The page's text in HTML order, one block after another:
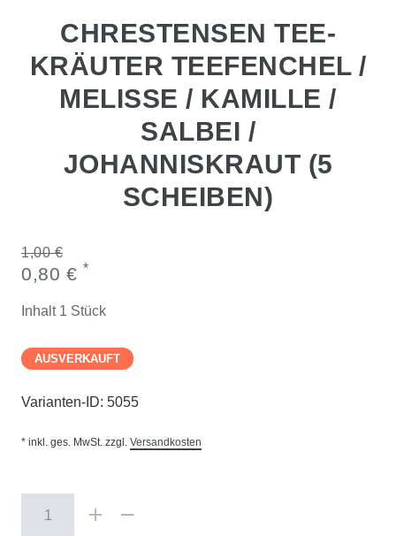
CHRESTENSEN TEE-
KRÄUTER TEEFENCHEL /
MELISSE / KAMILLE /
SALBEI /
JOHANNISKRAUT (5
SCHEIBEN)
1,00 €
0,80 € *
Inhalt 1 Stück
AUSVERKAUFT
Varianten-ID: 5055
* inkl. ges. MwSt. zzgl. Versandkosten